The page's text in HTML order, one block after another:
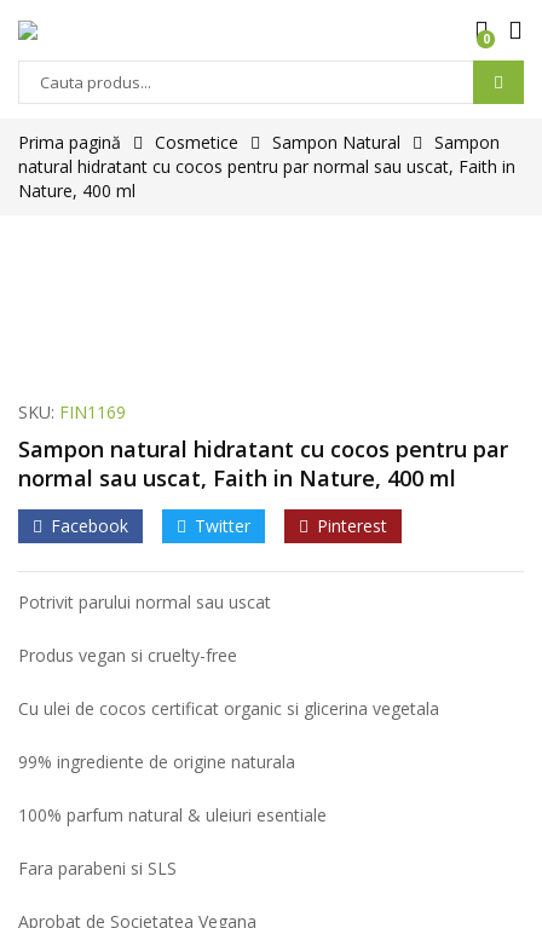
0
Products
Prima pagină
Cosmetice Sampon Natural
Sampon
natural hidratant cu cocos pentru par normal sau uscat, Faith in
Nature, 400 ml
SKU: FIN1169
Sampon natural hidratant cu cocos pentru par
normal sau uscat, Faith in Nature, 400 ml
Facebook Twitter Pinterest
Potrivit parului normal sau uscat
Produs vegan si cruelty-free
Cu ulei de cocos certificat organic si glicerina vegetala
99% ingrediente de origine naturala
100% parfum natural & uleiuri esentiale
Fara parabeni si SLS
Aprobat de Societatea Vegana